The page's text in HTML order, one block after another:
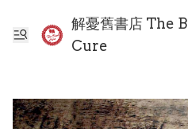
解憂舊書店 The
Cure